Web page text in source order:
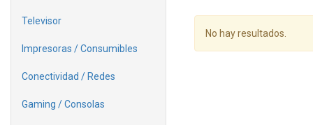
Televisor
Impresoras / Consumibles
Conectividad / Redes
Gaming / Consolas
No hay resultados.